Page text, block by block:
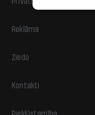
Reklāma
Ziedo
Kontakti